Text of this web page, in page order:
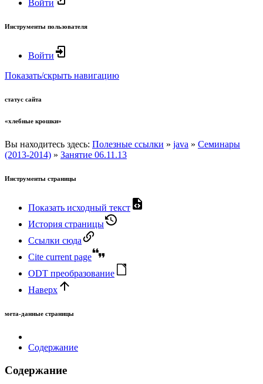
Войти
Инструменты пользователя
Войти
Показать/скрыть навигацию
статус сайта
«хлебные крошки»
Вы находитесь здесь: Полезные ссылки » java » Семинары
(2013-2014) » Занятие 06.11.13
Инструменты страницы
Показать исходный текст
История страницы
Ссылки сюда
Cite current page
ODT преобразование
Наверх
мета-данные страницы
Содержание
Содержание